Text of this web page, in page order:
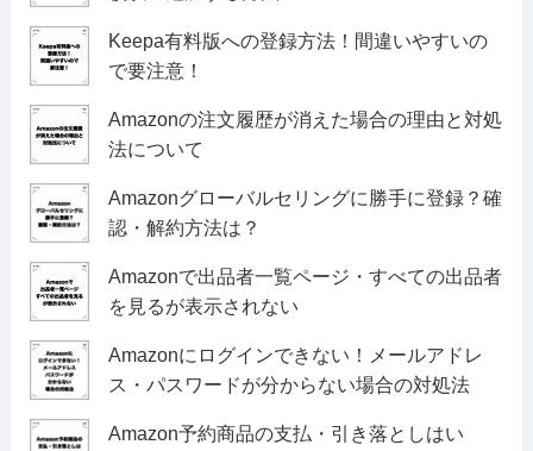
Keepa有料版への登録方法！間違いやすいの
で要注意！
Amazonの注文履歴が消えた場合の理由と対処
法について
Amazonグローバルセリングに勝手に登録？確
認・解約方法は？
Amazonで出品者一覧ページ・すべての出品者
を見るが表示されない
Amazonにログインできない！メールアドレ
ス・パスワードが分からない場合の対処法
Amazon予約商品の支払・引き落としはい